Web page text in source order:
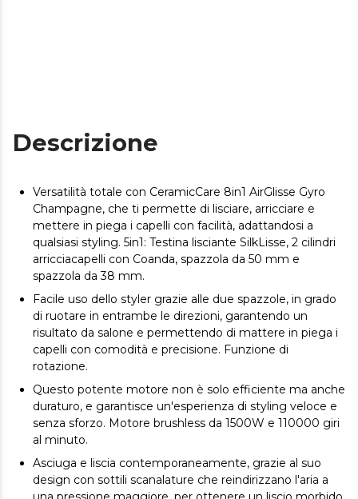
Descrizione
Versatilità totale con CeramicCare 8in1 AirGlisse Gyro
Champagne, che ti permette di lisciare, arricciare e
mettere in piega i capelli con facilità, adattandosi a
qualsiasi styling. 5in1: Testina lisciante SilkLisse, 2 cilindri
arricciacapelli con Coanda, spazzola da 50 mm e
spazzola da 38 mm.
Facile uso dello styler grazie alle due spazzole, in grado
di ruotare in entrambe le direzioni, garantendo un
risultato da salone e permettendo di mattere in piega i
capelli con comodità e precisione. Funzione di
rotazione.
Questo potente motore non è solo efficiente ma anche
duraturo, e garantisce un'esperienza di styling veloce e
senza sforzo. Motore brushless da 1500W e 110000 giri
al minuto.
Asciuga e liscia contemporaneamente, grazie al suo
design con sottili scanalature che reindirizzano l'aria a